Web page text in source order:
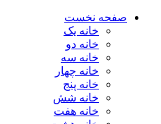
صفحه نخست
خانه یک
خانه دو
خانه سه
خانه چهار
خانه پنج
خانه شش
خانه هفت